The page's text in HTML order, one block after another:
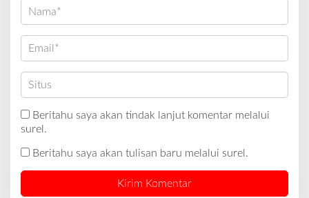
Beritahu saya akan tindak lanjut komentar melalui
surel.
Beritahu saya akan tulisan baru melalui surel.